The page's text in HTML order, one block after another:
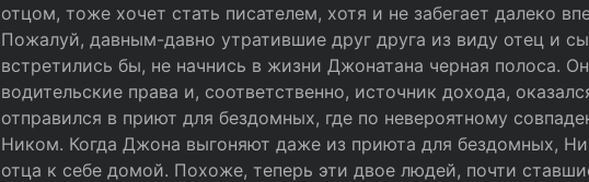
отцом, тоже хочет стать писателем, хотя и не забегает далеко
Пожалуй, давным-давно утратившие друг друга из виду отец и
встретились бы, не начнись в жизни Джонатана черная полоса.
водительские права и, соответственно, источник дохода,
отправился в приют для бездомных, где по невероятному
Ником. Когда Джона выгоняют даже из приюта для бездомных,
отца к себе домой. Похоже, теперь эти двое людей, почти